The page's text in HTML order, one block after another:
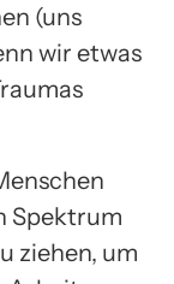
(uns
wir etwas
Spektrum
ziehen, um